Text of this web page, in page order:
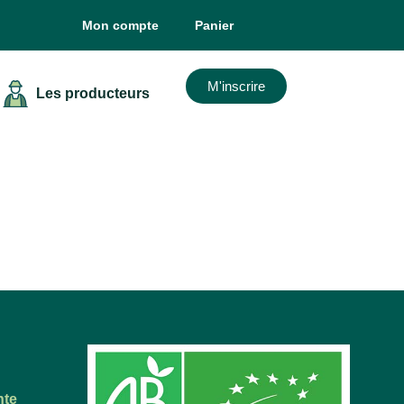
Mon compte Panier
Les producteurs M'inscrire